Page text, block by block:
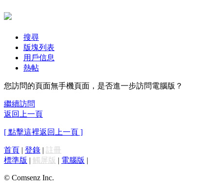
搜尋
版塊列表
用戶信息
熱帖
您訪問的頁面無手機頁面，是否進一步訪問電腦版？
繼續訪問
返回上一頁
[ 點擊這裡返回上一頁 ]
首頁 | 登錄 | 註冊
標準版 | 觸屏版 | 電腦版 |
© Comsenz Inc.